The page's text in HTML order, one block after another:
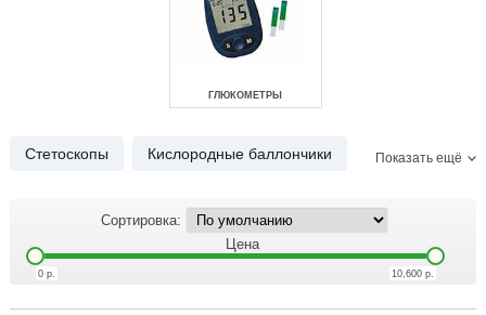
ГЛЮКОМЕТРЫ
Стетоскопы Кислородные баллончики Показать ещё
Сортировка:
Цена
0 р. 10,600 р.